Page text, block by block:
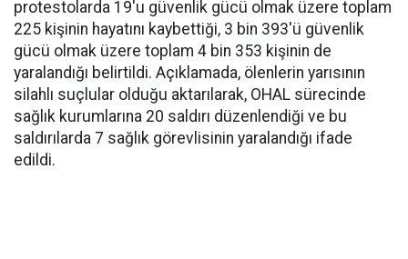
protestolarda 19'u güvenlik gücü olmak üzere toplam
225 kişinin hayatını kaybettiği, 3 bin 393'ü güvenlik
gücü olmak üzere toplam 4 bin 353 kişinin de
yaralandığı belirtildi. Açıklamada, ölenlerin yarısının
silahlı suçlular olduğu aktarılarak, OHAL sürecinde
sağlık kurumlarına 20 saldırı düzenlendiği ve bu
saldırılarda 7 sağlık görevlisinin yaralandığı ifade
edildi.